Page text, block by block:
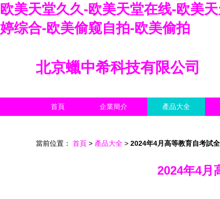
欧美天堂久久-欧美天堂在线-欧美
婷综合-欧美偷窥自拍-欧美偷拍
北京蠟中希科技有限公司
首頁 企業簡介 產品大全
當前位置： 首頁 > 產品大全 > 2024年4月高等教育自考試
2024年4月